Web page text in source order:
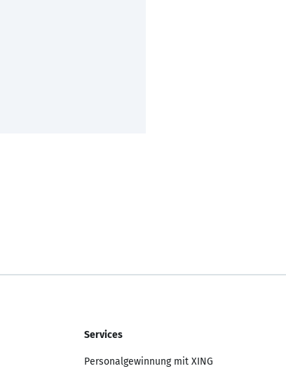
Services
Personalgewinnung mit XING